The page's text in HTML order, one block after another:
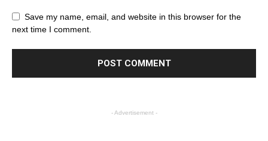
Save my name, email, and website in this browser for the
next time I comment.
- Advertisement -